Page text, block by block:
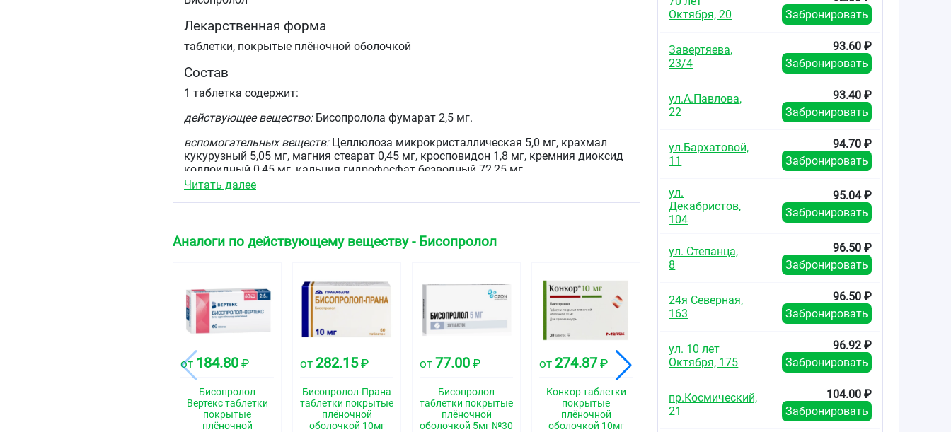
Лекарственная форма
таблетки, покрытые плёночной оболочкой
Состав
1 таблетка содержит:
действующее вещество: Бисопролола фумарат 2,5 мг.
вспомогательных веществ: Целлюлоза микрокристаллическая 5,0 мг, крахмал
кукурузный 5,05 мг, магния стеарат 0,45 мг, кросповидон 1,8 мг, кремния диоксид
коллоидный 0,45 мг, кальция гидрофосфат безводный 72,25 мг.
состав оболочки:
0,115 мг.
Фармакотерапевтическая группа
Бета1-адреноблокатор селективный
C07AB07
Фармакологические свойства
Фармакодинамика
Читать далее
Аналоги по действующему веществу - Бисопролол
от 184.80 ₽
Бисопролол
Вертекс таблетки
покрытые
плёночной
от 282.15₽
Бисопролол-Прана
таблетки покрытые
плёночной
оболочкой 10мг
от 77.00 ₽
Бисопролол
таблетки покрытые
плёночной
оболочкой 5мг №30
от 274.87 ₽
Конкор таблетки
покрытые
плёночной
оболочкой 10мг
от481.55₽
Конкор таблетки
покрытые
плёночной
от195.30₽
Конкор таблетки
покрытые
плёночной
Октября, 20
Забронировать
Завертяева,
23/4
93.60 ₽
Забронировать
ул.А.Павлова,
22
93.40 ₽
Забронировать
ул.Бархатовой,
11
94.70 ₽
Забронировать
ул.
Декабристов,
104
95.04 ₽
Забронировать
ул. Степанца,
8
96.50 ₽
Забронировать
24я Северная,
163
96.50 ₽
Забронировать
ул. 10 лет
Октября, 175
96.92 ₽
Забронировать
пр.Космический,
21
104.00 ₽
Забронировать